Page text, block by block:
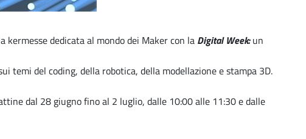
kermesse dedicata al mondo dei Maker con la Digital Week:un
temi del coding, della robotica, della modellazione e stampa 3D.
dal 28 giugno fino al 2 luglio, dalle 10:00 alle 11:30 e dalle